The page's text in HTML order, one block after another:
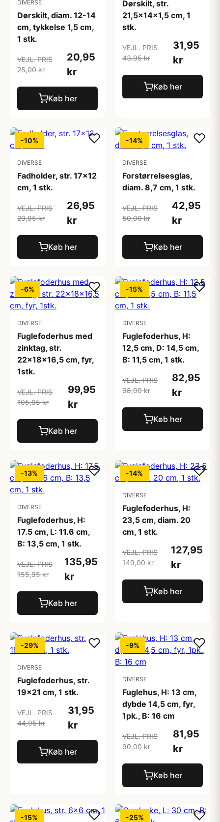
DIVERSE
Dørskilt, diam. 12-14
cm, tykkelse 1,5 cm,
1 stk.
VEJL. PRIS
25,00 kr
20,95
kr
Køb her
Dørskilt, str.
21,5x14x1,5 cm, 1
stk.
VEJL. PRIS
43,95 kr
31,95
kr
Køb her
-10%
DIVERSE
Fadholder, str. 17x12
cm, 1 stk.
VEJL. PRIS
29,95 kr
26,95
kr
Køb her
-14%
DIVERSE
Forstørrelsesglas,
diam. 8,7 cm, 1 stk.
VEJL. PRIS
50,00 kr
42,95
kr
Køb her
-6%
DIVERSE
Fuglefoderhus med
zinktag, str.
22x18x16,5 cm, fyr,
1stk.
VEJL. PRIS
105,95 kr
99,95
kr
Køb her
-15%
DIVERSE
Fuglefoderhus, H:
12,5 cm, D: 14,5 cm,
B: 11,5 cm, 1 stk.
VEJL. PRIS
98,00 kr
82,95
kr
Køb her
-13%
DIVERSE
Fuglefoderhus, H:
17.5 cm, L: 11.6 cm,
B: 13,5 cm, 1 stk.
VEJL. PRIS
155,95 kr
135,95
kr
Køb her
-14%
DIVERSE
Fuglefoderhus, H:
23,5 cm, diam. 20
cm, 1 stk.
VEJL. PRIS
149,00 kr
127,95
kr
Køb her
-29%
DIVERSE
Fuglefoderhus, str.
19x21 cm, 1 stk.
VEJL. PRIS
44,95 kr
31,95
kr
Køb her
-9%
DIVERSE
Fuglehus, H: 13 cm,
dybde 14,5 cm, fyr,
1pk., B: 16 cm
VEJL. PRIS
90,00 kr
81,95
kr
Køb her
-15% -25%